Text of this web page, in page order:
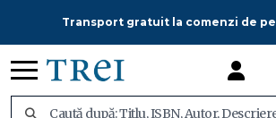
Transport gratuit la comenzi de